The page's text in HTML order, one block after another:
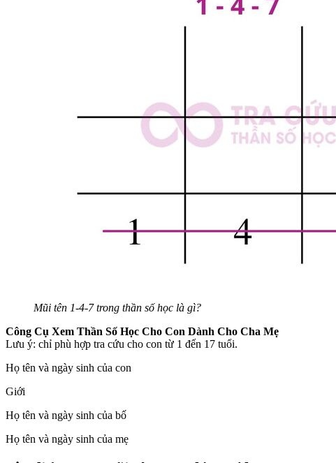
Mũi tên 1-4-7 trong thần số học là gì?
Công Cụ Xem Thần Số Học Cho Con Dành Cho Cha Mẹ
Lưu ý: chỉ phù hợp tra cứu cho con từ 1 đến 17 tuổi.
Họ tên và ngày sinh của con
Giới
Họ tên và ngày sinh của bố
Họ tên và ngày sinh của mẹ